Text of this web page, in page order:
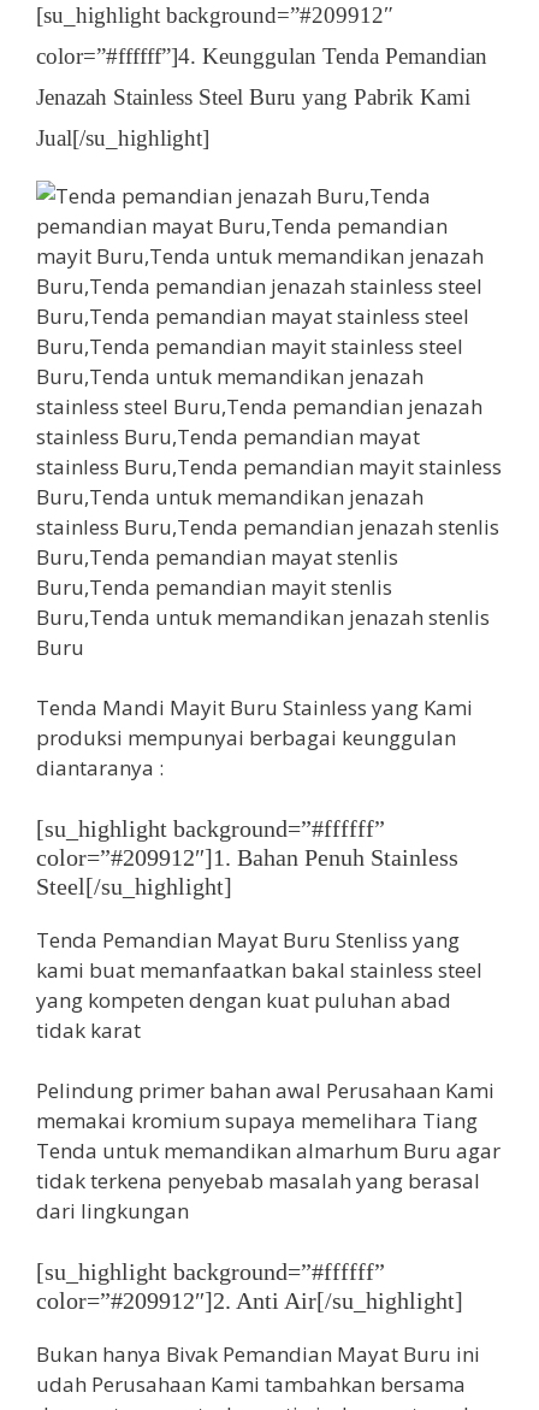
[su_highlight background=”#209912″
color=”#ffffff”]4. Keunggulan Tenda Pemandian
Jenazah Stainless Steel Buru yang Pabrik Kami
Jual[/su_highlight]
Tenda Mandi Mayit Buru Stainless yang Kami
produksi mempunyai berbagai keunggulan
diantaranya :
[su_highlight background=”#ffffff”
color=”#209912″]1. Bahan Penuh Stainless
Steel[/su_highlight]
Tenda Pemandian Mayat Buru Stenliss yang
kami buat memanfaatkan bakal stainless steel
yang kompeten dengan kuat puluhan abad
tidak karat
Pelindung primer bahan awal Perusahaan Kami
memakai kromium supaya memelihara Tiang
Tenda untuk memandikan almarhum Buru agar
tidak terkena penyebab masalah yang berasal
dari lingkungan
[su_highlight background=”#ffffff”
color=”#209912″]2. Anti Air[/su_highlight]
Bukan hanya Bivak Pemandian Mayat Buru ini
udah Perusahaan Kami tambahkan bersama